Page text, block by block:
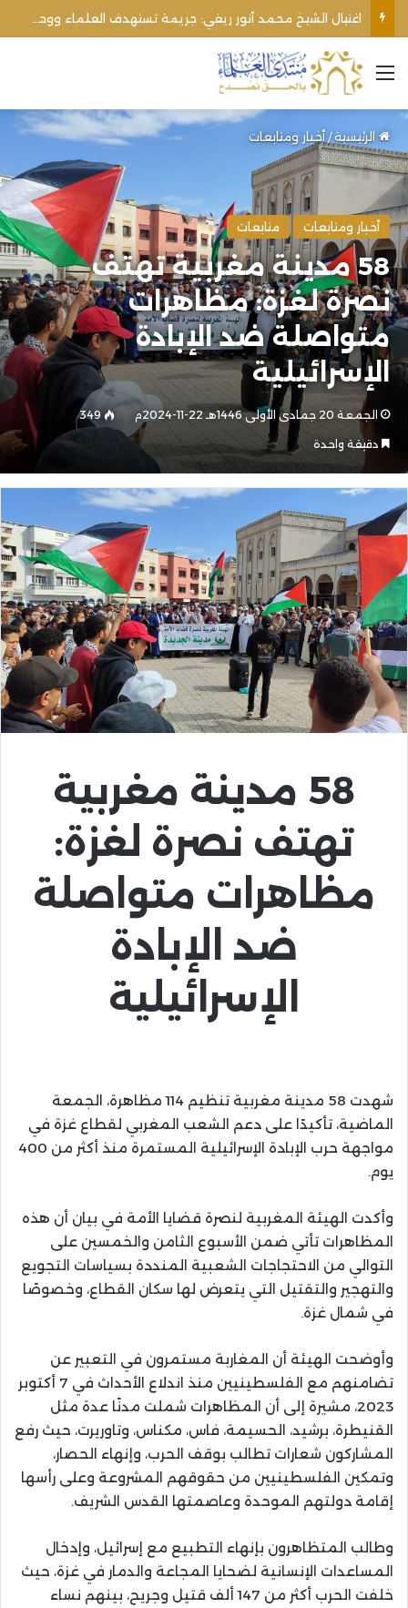
القائمة
الرئيسية/ أخبار ومتابعات
أخبار ومتابعات متابعات
58 مدينة مغربية تهتف
نصرة لغزة: مظاهرات
متواصلة ضد الإبادة
الإسرائيلية
الجمعة 20 جمادى الأولى 1446هـ 22-11-2024م 349
دقيقة واحدة
58 مدينة مغربية
تهتف نصرة لغزة:
مظاهرات متواصلة
ضد الإبادة
الإسرائيلية
شهدت 58 مدينة مغربية تنظيم 114 مظاهرة، الجمعة
الماضية، تأكيدًا على دعم الشعب المغربي لقطاع غزة في
مواجهة حرب الإبادة الإسرائيلية المستمرة منذ أكثر من 400
يوم.
وأكدت الهيئة المغربية لنصرة قضايا الأمة في بيان أن هذه
المظاهرات تأتي ضمن الأسبوع الثامن والخمسين على
التوالي من الاحتجاجات الشعبية المنددة بسياسات التجويع
والتهجير والتقتيل التي يتعرض لها سكان القطاع، وخصوصًا
في شمال غزة.
وأوضحت الهيئة أن المغاربة مستمرون في التعبير عن
تضامنهم مع الفلسطينيين منذ اندلاع الأحداث في 7 أكتوبر
2023، مشيرة إلى أن المظاهرات شملت مدنًا عدة مثل
القنيطرة، برشيد، الحسيمة، فاس، مكناس، وتاوريرت، حيث رفع
المشاركون شعارات تطالب بوقف الحرب، وإنهاء الحصار،
وتمكين الفلسطينيين من حقوقهم المشروعة وعلى رأسها
إقامة دولتهم الموحدة وعاصمتها القدس الشريف.
وطالب المتظاهرون بإنهاء التطبيع مع إسرائيل، وإدخال
المساعدات الإنسانية لضحايا المجاعة والدمار في غزة، حيث
خلفت الحرب أكثر من 147 ألف قتيل وجريح، بينهم نساء